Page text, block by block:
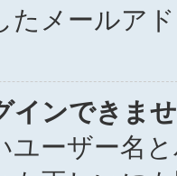
たメールア
インできま
ユーザー名